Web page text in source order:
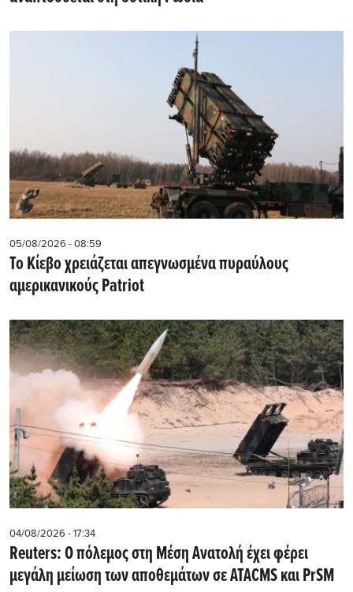
05/08/2026 - 08:59
Το Κίεβο χρειάζεται απεγνωσμένα πυραύλους
αμερικανικούς Patriot
04/08/2026 - 17:34
Reuters: Ο πόλεμος στη Μέση Ανατολή έχει φέρει
μεγάλη μείωση των αποθεμάτων σε ATACMS και PrSM